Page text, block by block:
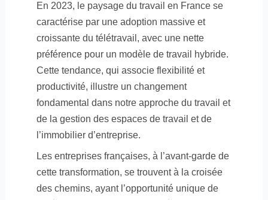
En 2023, le paysage du travail en France se
caractérise par une adoption massive et
croissante du télétravail, avec une nette
préférence pour un modèle de travail hybride.
Cette tendance, qui associe flexibilité et
productivité, illustre un changement
fondamental dans notre approche du travail et
de la gestion des espaces de travail et de
l’immobilier d’entreprise.
Les entreprises françaises, à l’avant-garde de
cette transformation, se trouvent à la croisée
des chemins, ayant l’opportunité unique de